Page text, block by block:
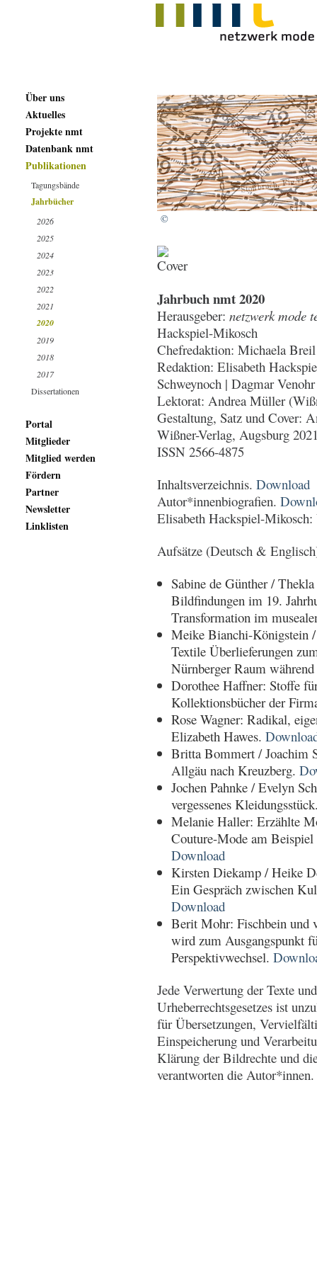
©
Jahrbuch nmt 2020
Herausgeber:netzwerk mode
Hackspiel-Mikosch
Chefredaktion: Michaela Breil
Redaktion: Elisabeth
Schweynoch | Dagmar Venohr
Lektorat: Andrea Müller
Gestaltung, Satz und Cover:
Wißner-Verlag, Augsburg
ISSN 2566-4875
Inhaltsverzeichnis.Download
Autor*innenbiografien.
Elisabeth Hackspiel-
Aufsätze (Deutsch &
Sabine de Günther /
Bildfindungen im 19.
Transformation im
Meike Bianchi-Königstein
Textile Überlieferungen
Nürnberger Raum
Dorothee Haffner: Stoffe
Kollektionsbücher der
Rose Wagner: Radikal,
Elizabeth Hawes.
Britta Bommert / Joachim
Allgäu nach Kreuzberg.
Jochen Pahnke / Evelyn
vergessenes
Melanie Haller: Erzählte
Couture-Mode am
Download
Kirsten Diekamp / Heike
Ein Gespräch zwischen
Download
Berit Mohr: Fischbein und
wird zum Ausgangspunkt
Perspektivwechsel.
Jede Verwertung der Texte
Urheberrechtsgesetzes ist
für Übersetzungen,
Einspeicherung und
Klärung der Bildrechte und
verantworten die Autor*innen.
Über uns
Aktuelles
Projekte nmt
Datenbank nmt
Publikationen
Tagungsbände
Jahrbücher
2026
2025
2024
2023
2022
2021
2020
2019
2018
2017
Dissertationen
Portal
Mitglieder
Mitglied werden
Fördern
Partner
Newsletter
Linklisten